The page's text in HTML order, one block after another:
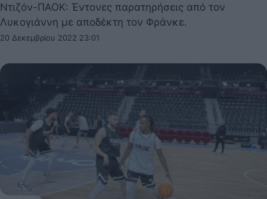
Ντιζόν-ΠΑΟΚ: Έντονες παρατηρήσεις από τον
Λυκογιάννη με αποδέκτη τον Φράνκε.
20 Δεκεμβρίου 2022 23:01